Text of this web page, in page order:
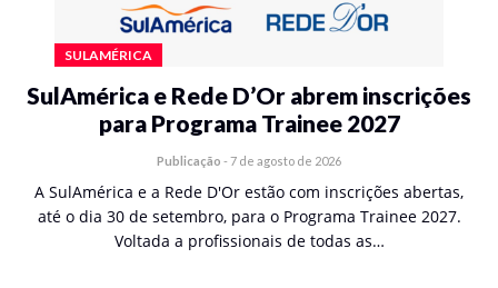
SULAMÉRICA
SulAmérica e Rede D’Or abrem inscrições
para Programa Trainee 2027
Publicação - 7 de agosto de 2026
A SulAmérica e a Rede D'Or estão com inscrições abertas,
até o dia 30 de setembro, para o Programa Trainee 2027.
Voltada a profissionais de todas as…